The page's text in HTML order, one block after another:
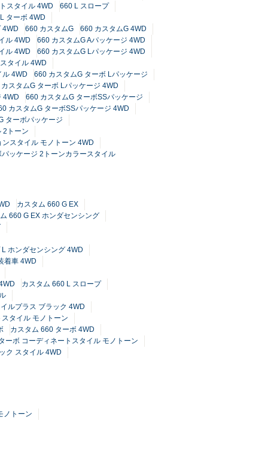
スタイル 4WD
660 L スロープ
ターボ 4WD
4WD 660 カスタムG
660 カスタムG 4WD
ル 4WD
660 カスタムG Aパッケージ 4WD
ル 4WD
660 カスタムG Lパッケージ 4WD
タイル 4WD
ル 4WD
660 カスタムG ターボ Lパッケージ
スタムG ターボ Lパッケージ 4WD
4WD
660 カスタムG ターボSSパッケージ
カスタムG ターボSSパッケージ 4WD
ターボパッケージ
2トーン
スタイル モノトーン 4WD
ッケージ 2トーンカラースタイル
カスタム 660 G EX
660 G EX ホンダセンシング
ホンダセンシング 4WD
着車 4WD
カスタム 660 L スロープ
ルプラス ブラック 4WD
タイル モノトーン
カスタム 660 ターボ 4WD
ーボ コーディネートスタイル モノトーン
ク スタイル 4WD
ノトーン